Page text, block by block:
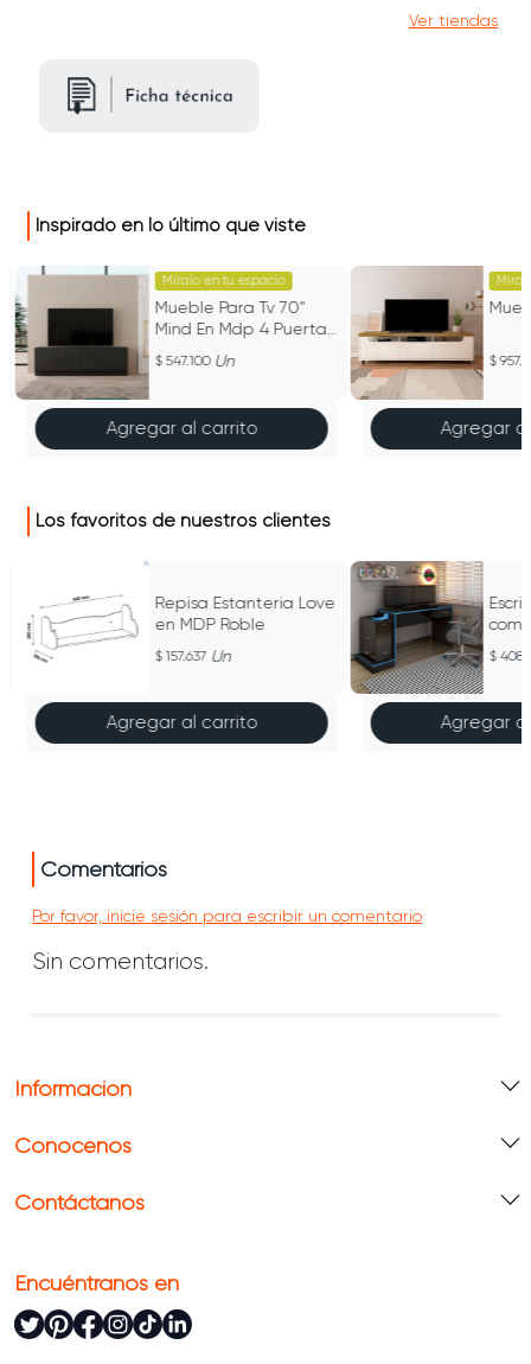
Ver tiendas
Inspirado en lo último que viste
Míralo en tu espacio
Mueble Para Tv 70"
Mind En Mdp 4 Puertas
Negro
547.100 Un
Agregar al carrito Agregar
Los favoritos de nuestros clientes
Repisa Estanteria Love
en MDP Roble
157.637 Un
Agregar al carrito
MDP
Agregar
Comentarios
Por favor, inicie sesión para escribir un comentario
Sin comentarios.
Información
Conócenos
Contáctanos
Encuéntranos en